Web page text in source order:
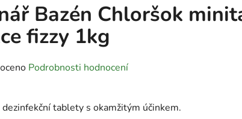
Bazén Chloršok
fizzy 1kg
Podrobnosti hodnocení
tablety s okamžitým účinkem.